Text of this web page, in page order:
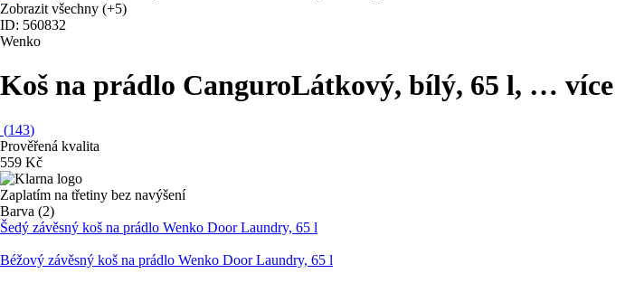
Zobrazit všechny (+5)
ID: 560832
Wenko
Koš na prádlo CanguroLátkový, bílý, 65 l, … více
(143)
Prověřená kvalita
559 Kč
Zaplatím na třetiny bez navýšení
Barva (2)
Šedý závěsný koš na prádlo Wenko Door Laundry, 65 l
Béžový závěsný koš na prádlo Wenko Door Laundry, 65 l